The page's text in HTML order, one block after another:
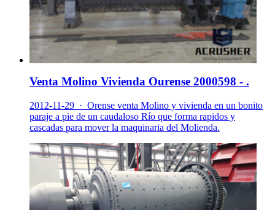
Venta Molino Vivienda Ourense 2000598 - .
2012-11-29 · Orense venta Molino y vivienda en un bonito
paraje a pie de un caudaloso Río que forma rapidos y
cascadas para mover la maquinaria del Molienda.